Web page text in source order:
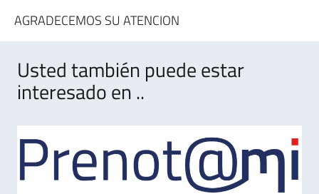
AGRADECEMOS SU ATENCION
Usted también puede estar
interesado en ..